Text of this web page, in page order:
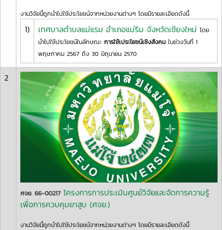
งานวิจัยนี้ถูกนำไปใช้ประโยชน์จากหน่วยงานต่างๆ โดยมีรายละเอียดดังนี้
1) เทศบาลตำบลแม่แรม อำเภอแม่ริม จังหวัดเชียงใหม่ โดย
นำไปใช้ประโยชน์ในลักษณะ การใช้เประโยชน์เชิงสังคม ในช่วงวันที่ 1
พฤษภาคม 2567 ถึง 30 มิถุนายน 2570
2
ศจย. 66-00217 โครงการการประเมินศูนย์วิจัยและจัดการความรู้
เพื่อการควบคุมยาสูบ (ศจย.)
งานวิจัยนี้ถูกนำไปใช้ประโยชน์จากหน่วยงานต่างๆ โดยมีรายละเอียดดังนี้